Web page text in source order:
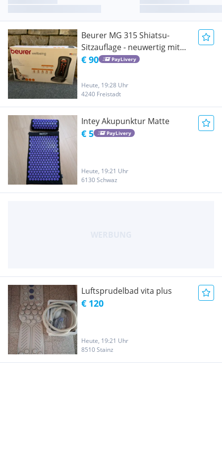
Beurer MG 315 Shiatsu-
Sitzauflage - neuwertig mit
OVP
€ 90 PayLivery
Heute, 19:28 Uhr
4240 Freistadt
Intey Akupunktur Matte
€ 5 PayLivery
Heute, 19:21 Uhr
6130 Schwaz
Luftsprudelbad vita plus
€ 120
Heute, 19:21 Uhr
8510 Stainz